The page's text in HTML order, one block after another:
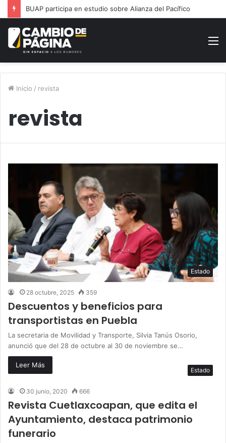
BUAP participa en estudio sobre Alianza del Pacífico
Inicio / revista
revista
Estado
28 octubre, 2025 359
Descuentos y beneficios para
transportistas en Puebla
La secretaria de Movilidad y Transporte, Silvia Tanús Osorio,
anunció que del 28 de octubre al 30 de noviembre se…
Leer Más
Estado
30 junio, 2020 666
Revista Cuetlaxcoapan, que edita el
Ayuntamiento, destaca patrimonio
funerario